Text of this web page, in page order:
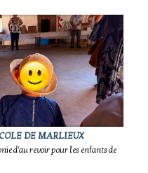
DE MARLIEUX
d'au revoir pour les enfants de